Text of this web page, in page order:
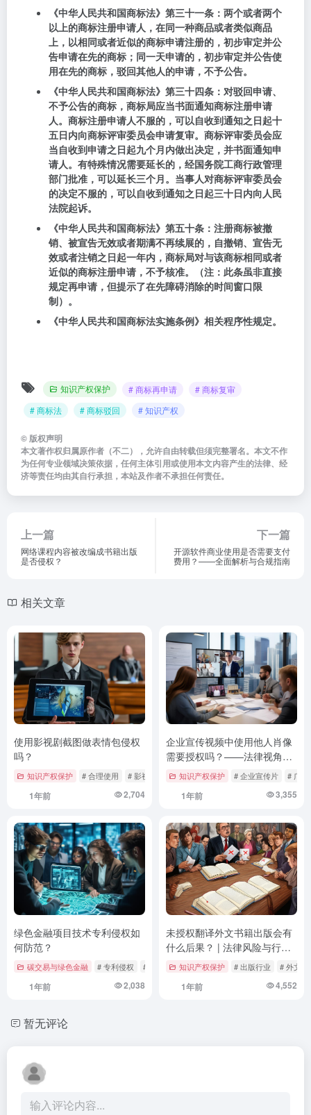
《中华人民共和国商标法》 第三十一条 ：两个或者两个
以上的商标注册申请人，在同一种商品或者类似商品
上，以相同或者近似的商标申请注册的，初步审定并公
告申请在先的商标；同一天申请的，初步审定并公告使
用在先的商标，驳回其他人的申请，不予公告。
《中华人民共和国商标法》 第三十四条 ：对驳回申请、
不予公告的商标，商标局应当书面通知商标注册申请
人。商标注册申请人不服的，可以自收到通知之日起十
五日内向商标评审委员会申请复审。商标评审委员会应
当自收到申请之日起九个月内做出决定，并书面通知申
请人。有特殊情况需要延长的，经国务院工商行政管理
部门批准，可以延长三个月。当事人对商标评审委员会
的决定不服的，可以自收到通知之日起三十日内向人民
法院起诉。
《中华人民共和国商标法》 第五十条 ：注册商标被撤
销、被宣告无效或者期满不再续展的，自撤销、宣告无
效或者注销之日起一年内，商标局对与该商标相同或者
近似的商标注册申请，不予核准。（注：此条虽非直接
规定再申请，但提示了在先障碍消除的时间窗口限
制）。
《中华人民共和国商标法实施条例》相关程序性规定。
知识产权保护 # 商标再申请
# 商标复审
# 商标法
# 商标驳回 # 知识产权
©版权声明
本文著作权归属原作者（不二），允许自由转载但须完整署名。本文不作
为任何专业领域决策依据，任何主体引用或使用本文内容产生的法律、经
济等责任均由其自行承担，本站及作者不承担任何责任。
上一篇
网络课程内容被改编成书籍出版
是否侵权？
下一篇
开源软件商业使用是否需要支付
费用？——全面解析与合规指南
相关文章
使用影视剧截图做表情包侵权
吗？
知识产权保护 # 合理使用 # 影视剧截图 # 法律风险防范
1年前 2,704
企业宣传视频中使用他人肖像
需要授权吗？——法律视角下
的企业合规指南
知识产权保护 # 企业宣传片 # 广
1年前 3,355
绿色金融项目技术专利侵权如
何防范？
碳交易与绿色金融 # 专利侵权 # 技术保护 # 法律维权
1年前 2,038
未授权翻译外文书籍出版会有
什么后果？ | 法律风险与行业
影响深度解析
知识产权保护 # 出版行业 # 外文
1年前 4,552
暂无评论